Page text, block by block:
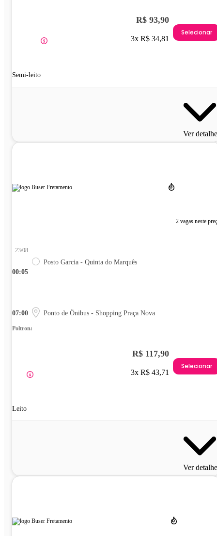
Semi-leito
R$ 93,90
3x R$ 34,81
Selecionar
Ver
2 vagas neste
00:05
23/08
Posto Garcia - Quinta do Marquês
07:00 Ponto de Ônibus - Shopping Praça Nova
Poltrona
Leito
R$ 117,90
3x R$ 43,71
Selecionar
Ver